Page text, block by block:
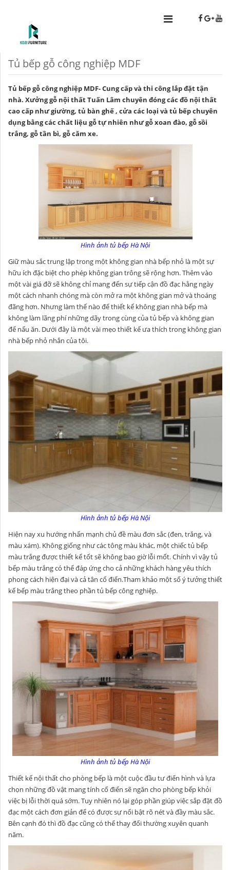
Tủ bếp gỗ công nghiệp MDF
Tủ bếp gỗ công nghiệp MDF- Cung cấp và thi công lắp đặt tận
nhà. Xưởng gỗ nội thất Tuấn Lâm chuyên đóng các đồ nội thất
cao cấp như giường, tủ bàn ghế , cửa các loại và tủ bếp chuyên
dụng bằng các chất liệu gỗ tự nhiên như gỗ xoan đào, gỗ sồi
trắng, gỗ tần bì, gỗ căm xe.
Hình ảnh tủ bếp Hà Nội
Giữ màu sắc trung lập trong một không gian nhà bếp nhỏ là một sự
hữu ích đặc biệt cho phép không gian trông sẽ rộng hơn. Thêm vào
một vài giá đỡ sẽ không chỉ mang đến sự tiếp cận đồ đạc hằng ngày
một cách nhanh chóng mà còn mở ra một không gian mở và thoáng
đãng hơn. Nhưng làm thế nào để thiết kế không gian nhà bếp mà
không làm lãng phí những dãy trong cùng của tủ bếp và không gian
để nấu ăn. Dưới đây là một vài mẹo thiết kế ưa thích trong không gian
nhà bếp nhỏ nhắn của tôi.
Hình ảnh tủ bếp Hà Nội
Hiện nay xu hướng nhấn mạnh chủ đề màu đơn sắc (đen, trắng, và
màu xám). Không giống như các tông màu khác, một chiếc tủ bếp
màu trắng được thiết kế tốt sẽ không bao giờ lỗi mốt. Chính vì vậy tủ
bếp màu trắng có thể đáp ứng cho cả những khách hàng yêu thích
phong cách hiện đại và cả tân cổ điển.Tham khảo một số ý tưởng thiết
kế bếp màu trắng theo phần tủ bếp công nghiệp.
Hình ảnh tủ bếp Hà Nội
Thiết kế nội thất cho phòng bếp là một cuộc đầu tư điển hình và lựa
chọn những đồ vật mang tính cổ điển sẽ ngăn cho phòng bếp khỏi
việc bị lỗi thời quá sớm. Tuy nhiên nó lại góp phần giúp việc sắp đặt đồ
đạc một cách đơn giản để có được sự nổi bật rõ nét và đầy màu sắc.
Bên cạnh đó thì đồ đạc cũng có thể thay đổi thường xuyên quanh
năm.